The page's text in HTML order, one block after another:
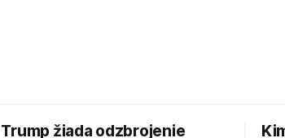
Trump žiada odzbrojenie